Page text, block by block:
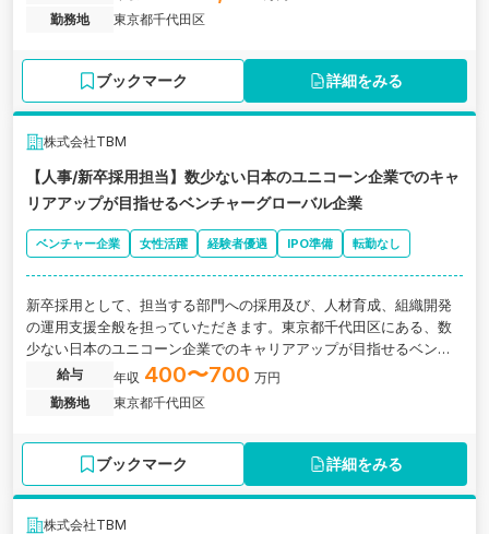
勤務地
東京都千代田区
ブックマーク 詳細をみる
株式会社TBM
【人事/新卒採用担当】数少ない日本のユニコーン企業でのキャ
リアアップが目指せるベンチャーグローバル企業
ベンチャー企業 女性活躍 経験者優遇 IPO準備 転勤なし
新卒採用として、担当する部門への採用及び、人材育成、組織開発
の運用支援全般を担っていただきます。東京都千代田区にある、数
少ない日本のユニコーン企業でのキャリアアップが目指せるベンチ
ャーグローバル企業の求人です。
給与 年収 400〜700 万円
勤務地
東京都千代田区
ブックマーク 詳細をみる
株式会社TBM